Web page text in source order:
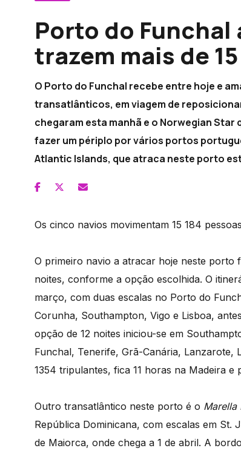
Porto do Funchal
trazem mais de
O Porto do Funchal recebe entre hoje e
transatlânticos, em viagem de
chegaram esta manhã e o Norwegian
fazer um périplo por vários portos
Atlantic Islands, que atraca neste porto
Os cinco navios movimentam 15 184
O primeiro navio a atracar hoje neste porto
noites, conforme a opção escolhida. O
março, com duas escalas no Porto do
Corunha, Southampton, Vigo e Lisboa,
opção de 12 noites iniciou-se em
Funchal, Tenerife, Grã-Canária, Lanzarote,
1354 tripulantes, fica 11 horas na Madeira
Outro transatlântico neste porto é o Marella
República Dominicana, com escalas em
de Maiorca, onde chega a 1 de abril. A